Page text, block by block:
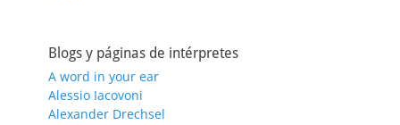
Blogs y páginas de intérpretes
A word in your ear
Alessio Iacovoni
Alexander Drechsel